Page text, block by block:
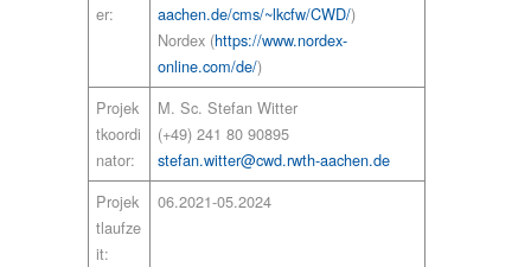
er:
aachen.de/cms/~lkcfw/CWD/)
Nordex (https://www.nordex-
online.com/de/)
Projek
tkoordi
nator:
M. Sc. Stefan Witter
(+49) 241 80 90895
stefan.witter@cwd.rwth-aachen.de
Projek
tlaufze
it:
06.2021-05.2024